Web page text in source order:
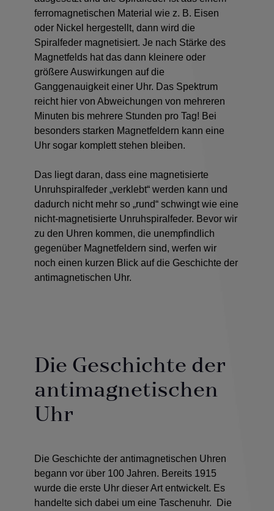
ferromagnetischen Material wie z. B. Eisen
oder Nickel hergestellt, dann wird die
Spiralfeder magnetisiert. Je nach Stärke des
Magnetfelds hat das dann kleinere oder
größere Auswirkungen auf die
Ganggenauigkeit einer Uhr. Das Spektrum
reicht hier von Abweichungen von mehreren
Minuten bis mehrere Stunden pro Tag! Bei
besonders starken Magnetfeldern kann eine
Uhr sogar komplett stehen bleiben.
Das liegt daran, dass eine magnetisierte
Unruhspiralfeder „verklebt“ werden kann und
dadurch nicht mehr so „rund“ schwingt wie eine
nicht-magnetisierte Unruhspiralfeder. Bevor wir
zu den Uhren kommen, die unempfindlich
gegenüber Magnetfeldern sind, werfen wir
noch einen kurzen Blick auf die Geschichte der
antimagnetischen Uhr.
Die Geschichte der
antimagnetischen
Uhr
Die Geschichte der antimagnetischen Uhren
begann vor über 100 Jahren. Bereits 1915
wurde die erste Uhr dieser Art entwickelt. Es
handelte sich dabei um eine Taschenuhr. Die